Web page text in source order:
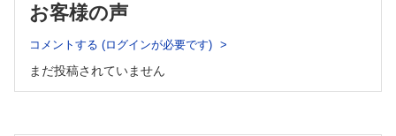
(11/1配信予定)
る(12/1配信予定)
※各号の配信予定は変更になる場合がございます。
※本製品はPCでの閲覧も可能です。
お客様の声
コメントする (ログインが必要です)
まだ投稿されていません